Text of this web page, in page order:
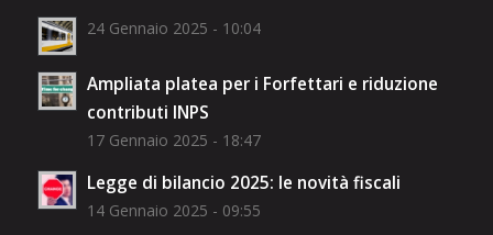
24 Gennaio 2025 - 10:04
Ampliata platea per i Forfettari e riduzione
contributi INPS
17 Gennaio 2025 - 18:47
Legge di bilancio 2025: le novità fiscali
14 Gennaio 2025 - 09:55